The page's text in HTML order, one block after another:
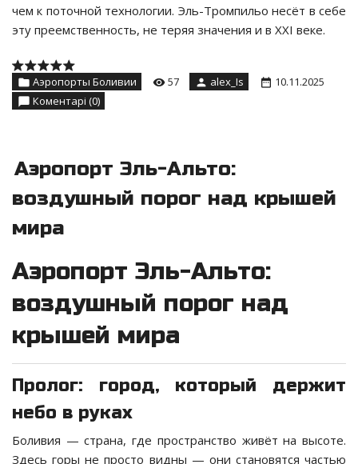
чем к поточной технологии. Эль-Тромпильо несёт в себе
эту преемственность, не теряя значения и в XXI веке.
Аэропорты Боливии 57 alex_Is
10.11.2025
Коментарі (0)
Аэропорт Эль-Альто:
воздушный порог над крышей
мира
Аэропорт Эль-Альто:
воздушный порог над
крышей мира
Пролог: город, который держит
небо в руках
Боливия — страна, где пространство живёт на высоте.
Здесь горы не просто видны — они становятся частью